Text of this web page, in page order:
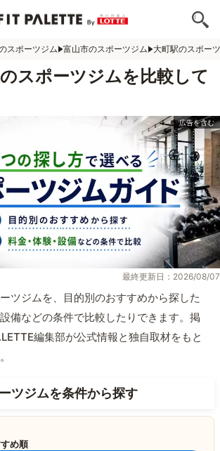
スポーツジム 富山市のスポーツジム 大町駅のスポー
スポーツジムを比較して
最終更新日：2026/08/07
ツジムを、目的別のおすすめから探した
備などの条件で比較したりできます。掲
編集部が公式情報と独自取材をもと
ツジムを条件から探す
め順